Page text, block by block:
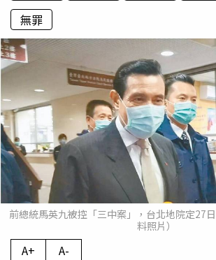
無罪
前總統馬英九被控「三中案」，台北地院定27
料照片）
A+ A-